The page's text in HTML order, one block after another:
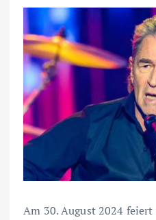
Am 30. August 2024